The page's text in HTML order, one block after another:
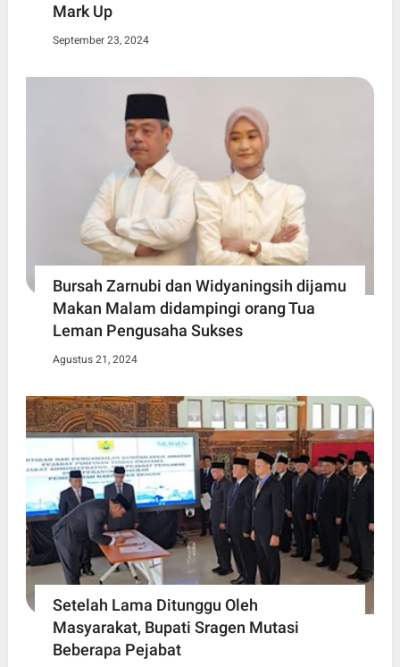
Mark Up
September 23, 2024
Bursah Zarnubi dan Widyaningsih dijamu
Makan Malam didampingi orang Tua
Leman Pengusaha Sukses
Agustus 21, 2024
Setelah Lama Ditunggu Oleh
Masyarakat, Bupati Sragen Mutasi
Beberapa Pejabat